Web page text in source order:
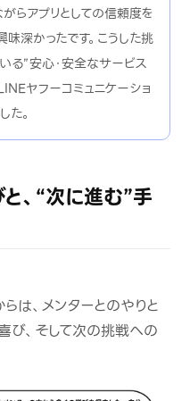
らアプリとしての信頼度を
深かったです。こうした挑
る”安心・安全なサービス
ヤフーコミュニケーショ
た。
、“次に進む”手
は、メンターとのやりと
び、そして次の挑戦への